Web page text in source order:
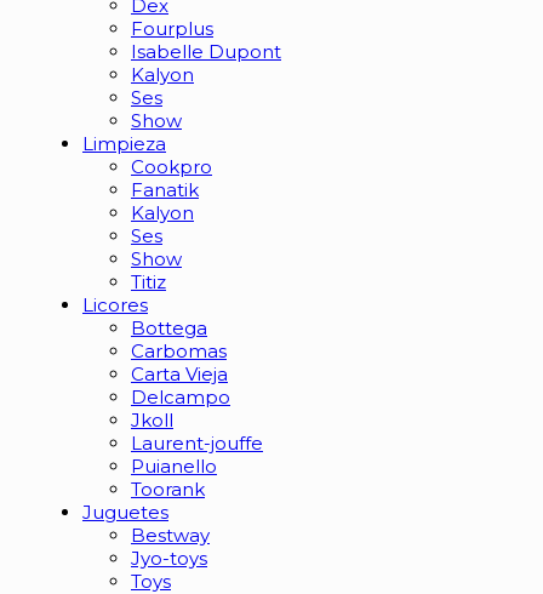
Dex
Fourplus
Isabelle Dupont
Kalyon
Ses
Show
Limpieza
Cookpro
Fanatik
Kalyon
Ses
Show
Titiz
Licores
Bottega
Carbomas
Carta Vieja
Delcampo
Jkoll
Laurent-jouffe
Puianello
Toorank
Juguetes
Bestway
Jyo-toys
Toys